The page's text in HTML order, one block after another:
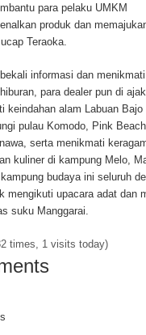
para pelaku UMKM
produk dan
Teraoka.
informasi dan menikmati
para dealer pun di ajak
keindahan alam Labuan Bajo
pulau Komodo, Pink
serta menikmati
kuliner di kampung Melo,
budaya ini seluruh
mengikuti upacara adat dan
suku Manggarai.
times, 1 visits today)